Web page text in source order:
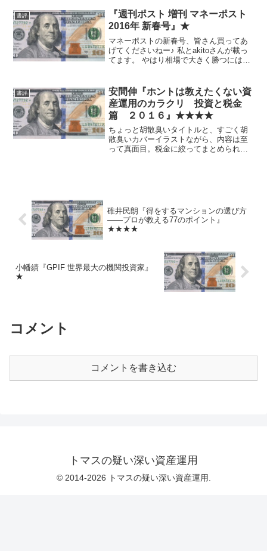
で折に触れて何度も読むといいと思いま
す。
書評
『週刊ポスト 増刊 マネーポスト
2016年 新春号』★
マネーポストの新春号、皆さん買ってあ
げてくださいねー♪ 私とakitoさんが載っ
てます。 やはり相場で大きく勝つにはボ
しかないように思います。— 御発注（ゴ
ムゴムのォ）...
書評
安間伸『ホントは教えたくない資
産運用のカラクリ 投資と税金
篇 ２０１６』★★★★
ちょっと胡散臭いタイトルと、すごく胡
散臭いカバーイラストながら、内容は至
って真面目。税金に絞ってまとめられた
碓井民朗『得をするマンションの選び方
――プロが教える77のポイント』
★★★★
小幡績『GPIF 世界最大の機関投資家』
★
コメント
コメントを書き込む
トマスの疑い深い資産運用
© 2014-2026 トマスの疑い深い資産運用.